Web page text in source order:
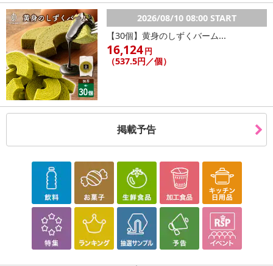
2026/08/10 08:00 START
【30個】黄身のしずくバーム...
16,124円
（537.5円／個）
掲載予告